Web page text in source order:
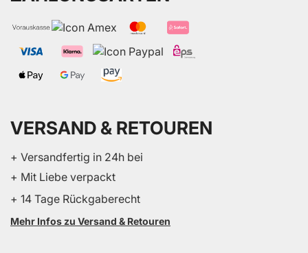
VERSAND & RETOUREN
+ Versandfertig in 24h bei
+ Mit Liebe verpackt
+ 14 Tage Rückgaberecht
Mehr Infos zu Versand & Retouren